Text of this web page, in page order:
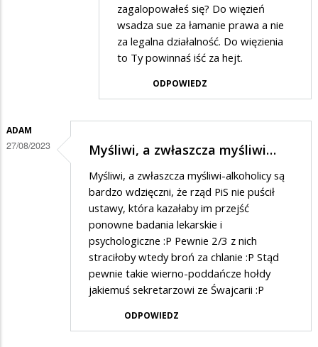
zagalopowałeś się? Do więzień
wsadza sue za łamanie prawa a nie
za legalna działalność. Do więzienia
to Ty powinnaś iść za hejt.
ODPOWIEDZ
ADAM
27/08/2023 Myśliwi, a zwłaszcza myśliwi…
Myśliwi, a zwłaszcza myśliwi-alkoholicy są
bardzo wdzięczni, że rząd PiS nie puścił
ustawy, która kazałaby im przejść
ponowne badania lekarskie i
psychologiczne :P Pewnie 2/3 z nich
straciłoby wtedy broń za chlanie :P Stąd
pewnie takie wierno-poddańcze hołdy
jakiemuś sekretarzowi ze Śwajcarii :P
ODPOWIEDZ